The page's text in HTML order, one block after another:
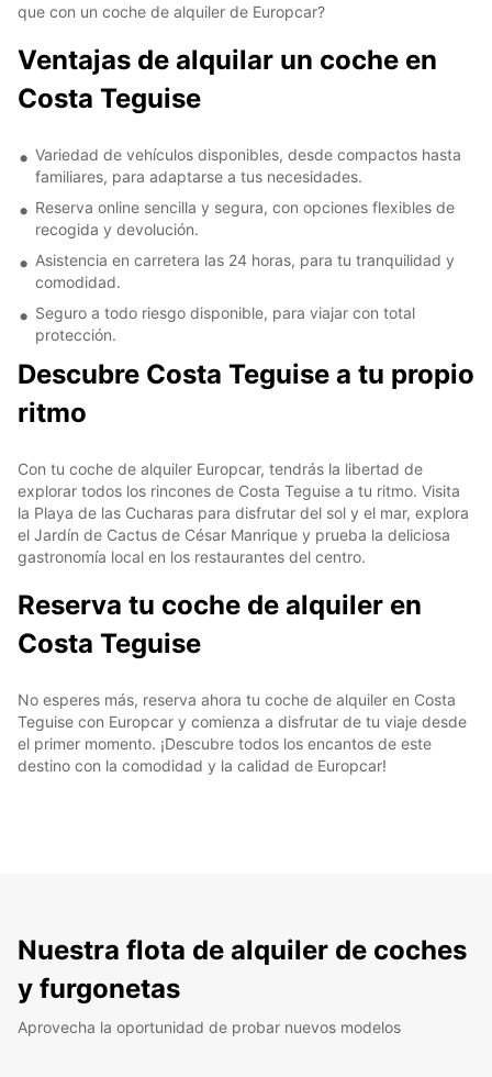
que con un coche de alquiler de Europcar?
Ventajas de alquilar un coche en
Costa Teguise
Variedad de vehículos disponibles, desde compactos hasta
familiares, para adaptarse a tus necesidades.
Reserva online sencilla y segura, con opciones flexibles de
recogida y devolución.
Asistencia en carretera las 24 horas, para tu tranquilidad y
comodidad.
Seguro a todo riesgo disponible, para viajar con total
protección.
Descubre Costa Teguise a tu propio
ritmo
Con tu coche de alquiler Europcar, tendrás la libertad de
explorar todos los rincones de Costa Teguise a tu ritmo. Visita
la Playa de las Cucharas para disfrutar del sol y el mar, explora
el Jardín de Cactus de César Manrique y prueba la deliciosa
gastronomía local en los restaurantes del centro.
Reserva tu coche de alquiler en
Costa Teguise
No esperes más, reserva ahora tu coche de alquiler en Costa
Teguise con Europcar y comienza a disfrutar de tu viaje desde
el primer momento. ¡Descubre todos los encantos de este
destino con la comodidad y la calidad de Europcar!
Nuestra flota de alquiler de coches
y furgonetas
Aprovecha la oportunidad de probar nuevos modelos